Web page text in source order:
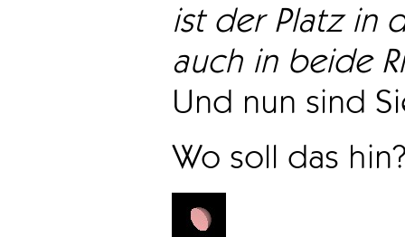
ist der Platz in
auch in beide
Und nun sind
Wo soll das